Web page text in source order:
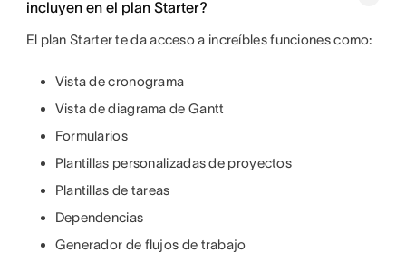
incluyen en el plan Starter?
El plan Starter te da acceso a increíbles funciones como:
Vista de cronograma
Vista de diagrama de Gantt
Formularios
Plantillas personalizadas de proyectos
Plantillas de tareas
Dependencias
Generador de flujos de trabajo